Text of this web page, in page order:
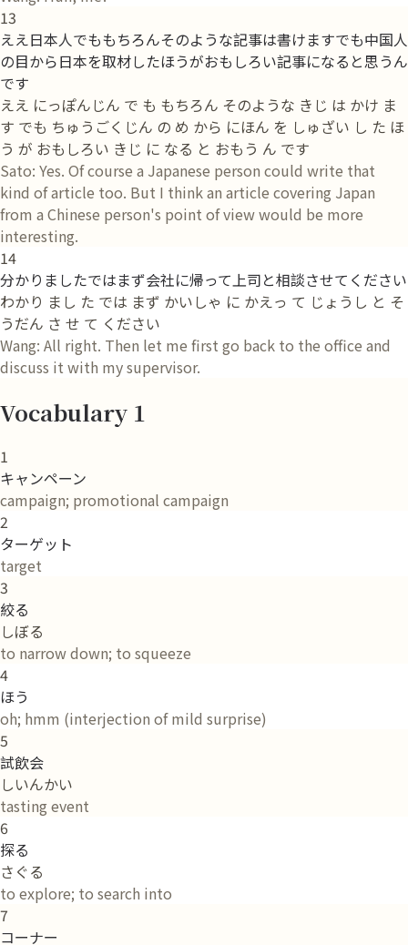
13
ええ日本人でももちろんそのような記事は書けますでも中国人
の目から日本を取材したほうがおもしろい記事になると思うん
です
ええ にっぽんじん で も もちろん そのような きじ は かけ ま
す でも ちゅうごくじん の め から にほん を しゅざい し た ほ
う が おもしろい きじ に なる と おもう ん です
Sato: Yes. Of course a Japanese person could write that
kind of article too. But I think an article covering Japan
from a Chinese person's point of view would be more
interesting.
14
分かりましたではまず会社に帰って上司と相談させてください
わかり まし た では まず かいしゃ に かえっ て じょうし と そ
うだん さ せ て ください
Wang: All right. Then let me first go back to the office and
discuss it with my supervisor.
Vocabulary 1
1
キャンペーン
campaign; promotional campaign
2
ターゲット
target
3
絞る
しぼる
to narrow down; to squeeze
4
ほう
oh; hmm (interjection of mild surprise)
5
試飲会
しいんかい
tasting event
6
探る
さぐる
to explore; to search into
7
コーナー